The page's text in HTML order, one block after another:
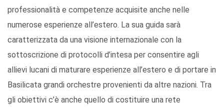
professionalità e competenze acquisite anche nelle
numerose esperienze all’estero. La sua guida sarà
caratterizzata da una visione internazionale con la
sottoscrizione di protocolli d’intesa per consentire agli
allievi lucani di maturare esperienze all’estero e di portare in
Basilicata grandi orchestre provenienti da altre nazioni. Tra
gli obiettivi c’è anche quello di costituire una rete